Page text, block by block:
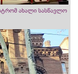
ახალი სასწავლო